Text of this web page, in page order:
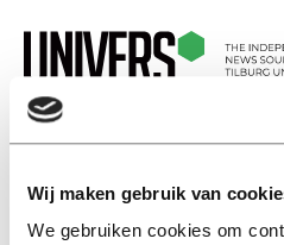
Wij maken gebruik van
We gebruiken cookies om